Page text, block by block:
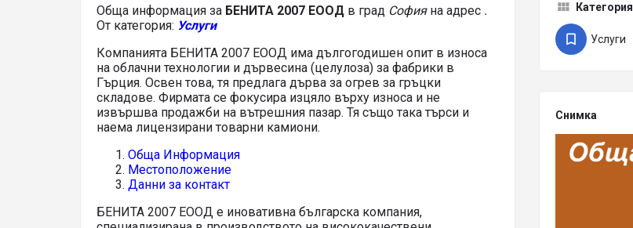
Обща информация за БЕНИТА 2007 ЕООД в град София на адрес .
От категория: Услуги
Компанията БЕНИТА 2007 ЕООД има дългогодишен опит в износа
на облачни технологии и дървесина (целулоза) за фабрики в
Гърция. Освен това, тя предлага дърва за огрев за гръцки
складове. Фирмата се фокусира изцяло върху износа и не
извършва продажби на вътрешния пазар. Тя също така търси и
наема лицензирани товарни камиони.
Обща Информация
Местоположение
Данни за контакт
БЕНИТА 2007 ЕООД е иновативна българска компания,
Категория
Услуги
Снимка